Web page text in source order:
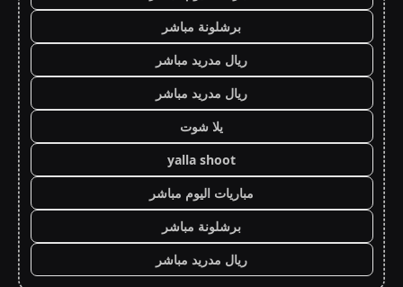
برشلونة مباشر
ريال مدريد مباشر
ريال مدريد مباشر
يلا شوت
yalla shoot
مباريات اليوم مباشر
برشلونة مباشر
ريال مدريد مباشر